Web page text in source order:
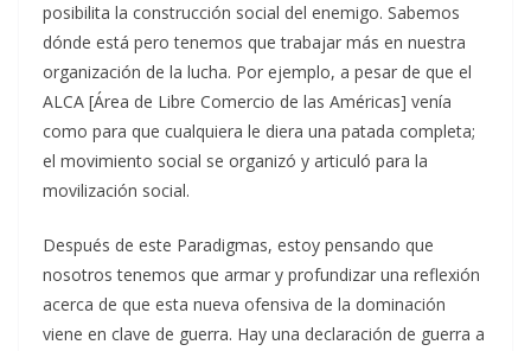
posibilita la construcción social del enemigo. Sabemos
dónde está pero tenemos que trabajar más en nuestra
organización de la lucha. Por ejemplo, a pesar de que el
ALCA [Área de Libre Comercio de las Américas] venía
como para que cualquiera le diera una patada completa;
el movimiento social se organizó y articuló para la
movilización social.
Después de este Paradigmas, estoy pensando que
nosotros tenemos que armar y profundizar una reflexión
acerca de que esta nueva ofensiva de la dominación
viene en clave de guerra. Hay una declaración de guerra a